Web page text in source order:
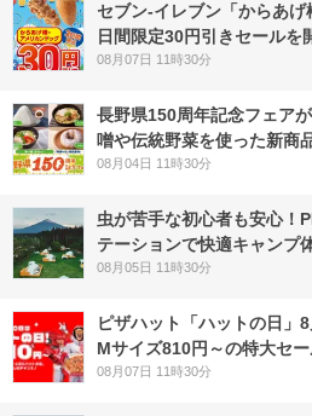
セブン‐イレブン「からあ
日間限定30円引きセールを
08月07日 11時30分
長野県150周年記念フェア
噌や伝統野菜を使った新商
08月04日 11時30分
虫が苦手な初心者も安心！
テーションで快適キャンプ
08月05日 11時30分
ピザハット「ハットの日」
Mサイズ810円～の特大セ
08月07日 11時30分